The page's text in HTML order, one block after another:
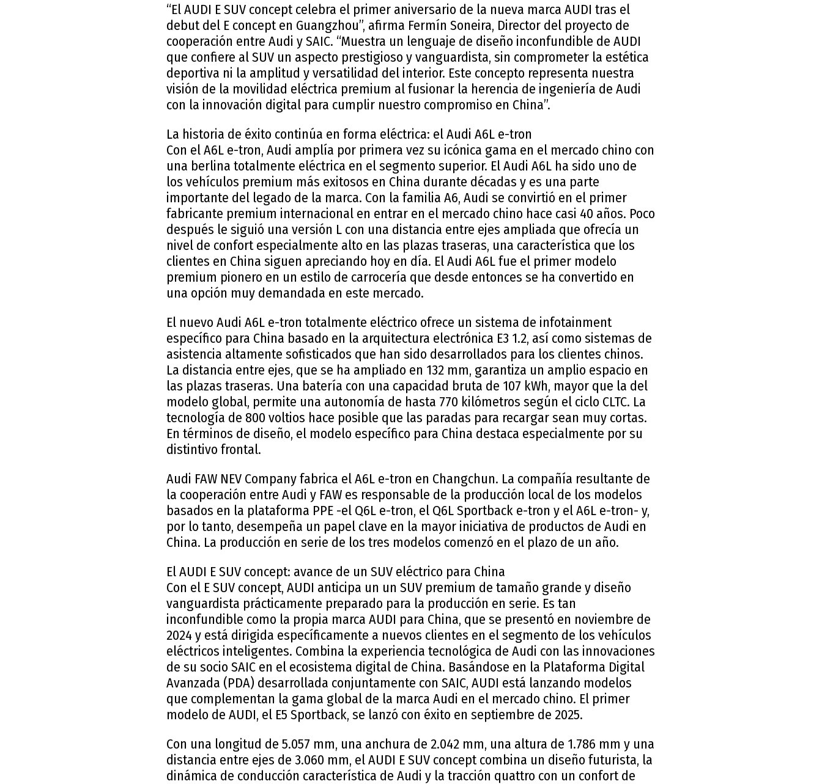
“El AUDI E SUV concept celebra el primer aniversario de la nueva marca AUDI tras el
debut del E concept en Guangzhou”, afirma Fermín Soneira, Director del proyecto de
cooperación entre Audi y SAIC. “Muestra un lenguaje de diseño inconfundible de AUDI
que confiere al SUV un aspecto prestigioso y vanguardista, sin comprometer la estética
deportiva ni la amplitud y versatilidad del interior. Este concepto representa nuestra
visión de la movilidad eléctrica premium al fusionar la herencia de ingeniería de Audi
con la innovación digital para cumplir nuestro compromiso en China”.
La historia de éxito continúa en forma eléctrica: el Audi A6L e-tron
Con el A6L e-tron, Audi amplía por primera vez su icónica gama en el mercado chino con
una berlina totalmente eléctrica en el segmento superior. El Audi A6L ha sido uno de
los vehículos premium más exitosos en China durante décadas y es una parte
importante del legado de la marca. Con la familia A6, Audi se convirtió en el primer
fabricante premium internacional en entrar en el mercado chino hace casi 40 años. Poco
después le siguió una versión L con una distancia entre ejes ampliada que ofrecía un
nivel de confort especialmente alto en las plazas traseras, una característica que los
clientes en China siguen apreciando hoy en día. El Audi A6L fue el primer modelo
premium pionero en un estilo de carrocería que desde entonces se ha convertido en
una opción muy demandada en este mercado.
El nuevo Audi A6L e-tron totalmente eléctrico ofrece un sistema de infotainment
específico para China basado en la arquitectura electrónica E3 1.2, así como sistemas de
asistencia altamente sofisticados que han sido desarrollados para los clientes chinos.
La distancia entre ejes, que se ha ampliado en 132 mm, garantiza un amplio espacio en
las plazas traseras. Una batería con una capacidad bruta de 107 kWh, mayor que la del
modelo global, permite una autonomía de hasta 770 kilómetros según el ciclo CLTC. La
tecnología de 800 voltios hace posible que las paradas para recargar sean muy cortas.
En términos de diseño, el modelo específico para China destaca especialmente por su
distintivo frontal.
Audi FAW NEV Company fabrica el A6L e-tron en Changchun. La compañía resultante de
la cooperación entre Audi y FAW es responsable de la producción local de los modelos
basados en la plataforma PPE -el Q6L e-tron, el Q6L Sportback e-tron y el A6L e-tron- y,
por lo tanto, desempeña un papel clave en la mayor iniciativa de productos de Audi en
China. La producción en serie de los tres modelos comenzó en el plazo de un año.
El AUDI E SUV concept: avance de un SUV eléctrico para China
Con el E SUV concept, AUDI anticipa un un SUV premium de tamaño grande y diseño
vanguardista prácticamente preparado para la producción en serie. Es tan
inconfundible como la propia marca AUDI para China, que se presentó en noviembre de
2024 y está dirigida específicamente a nuevos clientes en el segmento de los vehículos
eléctricos inteligentes. Combina la experiencia tecnológica de Audi con las innovaciones
de su socio SAIC en el ecosistema digital de China. Basándose en la Plataforma Digital
Avanzada (PDA) desarrollada conjuntamente con SAIC, AUDI está lanzando modelos
que complementan la gama global de la marca Audi en el mercado chino. El primer
modelo de AUDI, el E5 Sportback, se lanzó con éxito en septiembre de 2025.
Con una longitud de 5.057 mm, una anchura de 2.042 mm, una altura de 1.786 mm y una
distancia entre ejes de 3.060 mm, el AUDI E SUV concept combina un diseño futurista, la
dinámica de conducción característica de Audi y la tracción quattro con un confort de